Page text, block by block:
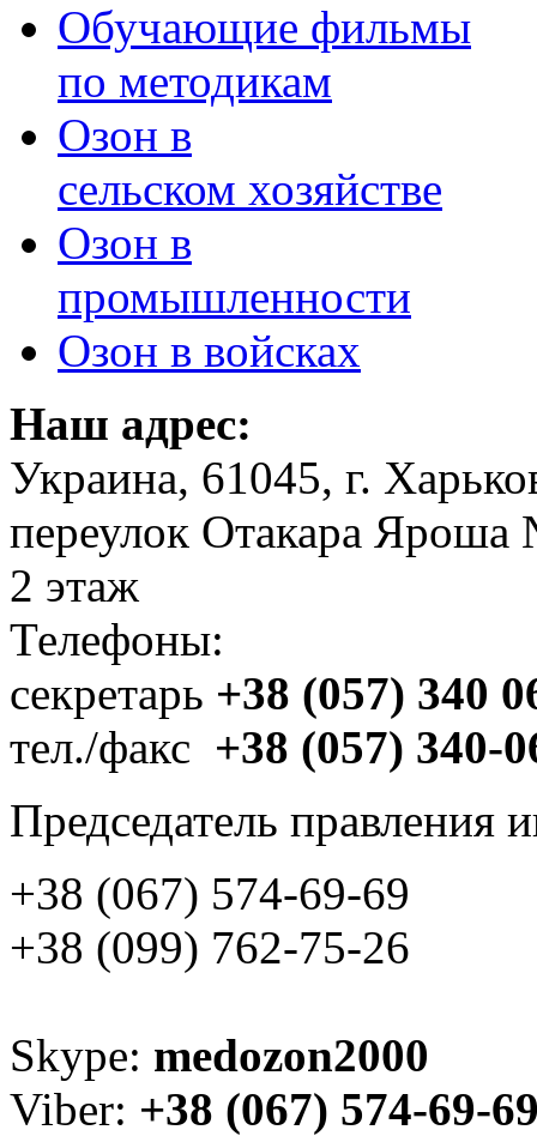
Обучающие фильмы
по методикам
Озон в
сельском хозяйстве
Озон в
промышленности
Озон в войсках
Наш адрес:
Украина, 61045, г.
переулок Отакара
2 этаж
Телефоны:
секретарь +38 (057) 340
тел./факс +38 (057) 340-
Председатель правления
+38 (067) 574-69-69
+38 (099) 762-75-26
Skype: medozon2000
Viber: +38 (067) 574-69-